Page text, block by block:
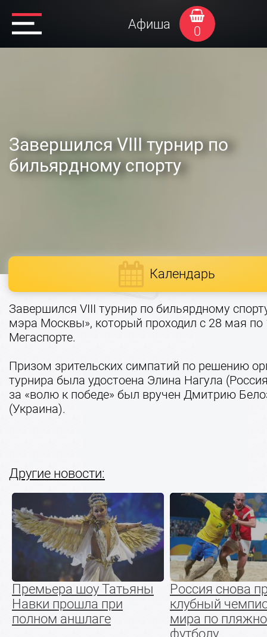
Афиша 0
Завершился VIII турнир по
бильярдному спорту
Календарь
Завершился VIII турнир по бильярдному
мэра Москвы», который проходил с 28 мая
Мегаспорте.
Призом зрительских симпатий по решению
турнира была удостоена Элина Нагула
за «волю к победе» был вручен Дмитрию
(Украина).
Другие новости:
Премьера шоу Татьяны
Навки прошла при
полном аншлаге
Россия снова
клубный
мира по
футболу